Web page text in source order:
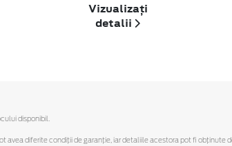
Vizualizați
detalii
disponibil.
avea diferite condiții de garanție, iar detaliile acestora pot fi